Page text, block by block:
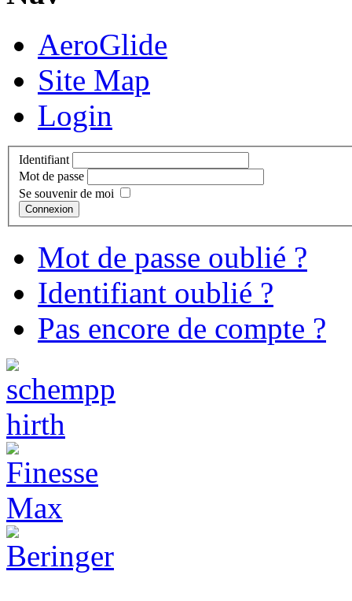
AeroGlide
Site Map
Login
Identifiant
Mot de passe
Se souvenir de moi
Connexion
Mot de passe oublié ?
Identifiant oublié ?
Pas encore de compte ?